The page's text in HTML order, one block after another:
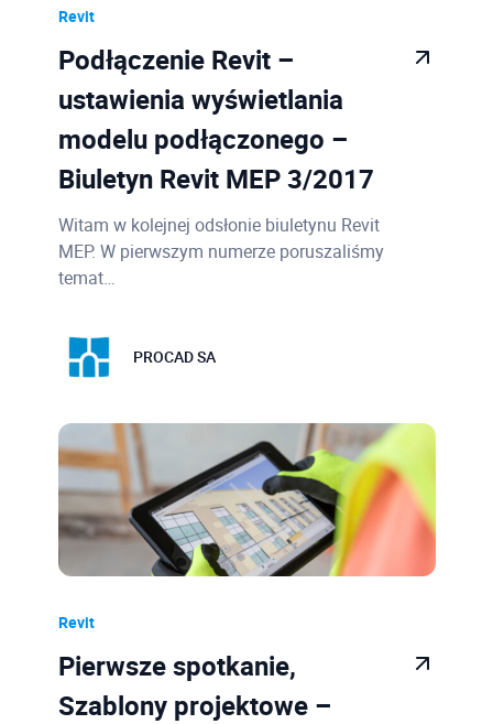
Revit
Podłączenie Revit –
ustawienia wyświetlania
modelu podłączonego –
Biuletyn Revit MEP 3/2017
Witam w kolejnej odsłonie biuletynu Revit
MEP. W pierwszym numerze poruszaliśmy
temat…
PROCAD SA
Revit
Pierwsze spotkanie,
Szablony projektowe –